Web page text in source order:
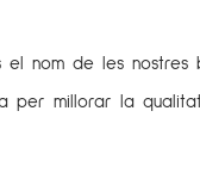
el nom de les nostres
per millorar la